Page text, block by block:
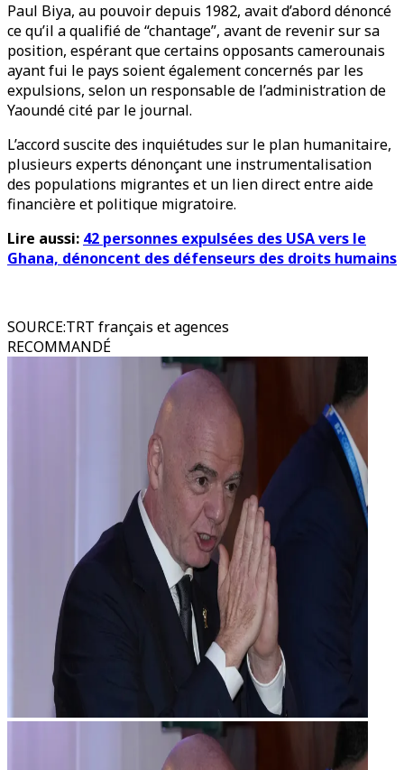
Paul Biya, au pouvoir depuis 1982, avait d’abord dénoncé
ce qu’il a qualifié de “chantage”, avant de revenir sur sa
position, espérant que certains opposants camerounais
ayant fui le pays soient également concernés par les
expulsions, selon un responsable de l’administration de
Yaoundé cité par le journal.
L’accord suscite des inquiétudes sur le plan humanitaire,
plusieurs experts dénonçant une instrumentalisation
des populations migrantes et un lien direct entre aide
financière et politique migratoire.
Lire aussi: 42 personnes expulsées des USA vers le
Ghana, dénoncent des défenseurs des droits humains
SOURCE:TRT français et agences
RECOMMANDÉ